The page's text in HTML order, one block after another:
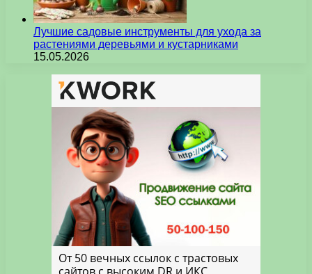
Лучшие садовые инструменты для ухода за
растениями деревьями и кустарниками
15.05.2026